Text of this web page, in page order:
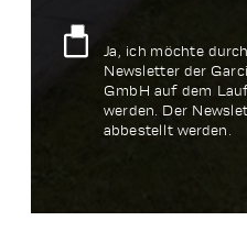
Ja, ich möchte
Newsletter der
GmbH auf dem
werden. Der
abbestellt werden.